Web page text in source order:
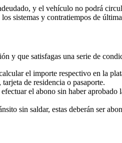
y el vehículo no podrá
sistemas y contratiempos de
y que satisfagas una serie de
el importe respectivo en la
de residencia o pasaporte.
efectuar el abono sin haber
sin saldar, estas deberán ser